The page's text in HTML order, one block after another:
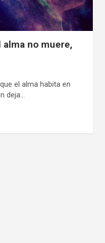
no muere,
el alma habita en
deja…